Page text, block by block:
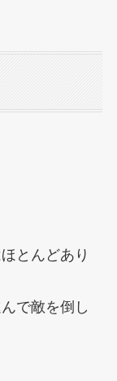
とんどあり
で敵を倒し